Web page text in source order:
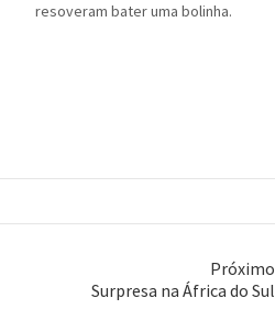
resoveram bater uma bolinha.
Próximo
Surpresa na África do Sul